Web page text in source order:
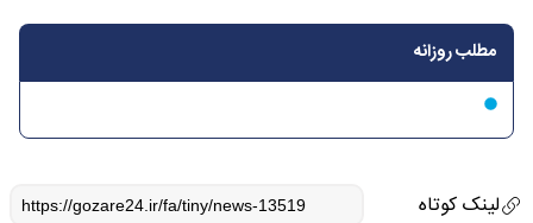
مطلب روزانه
لینک کوتاه